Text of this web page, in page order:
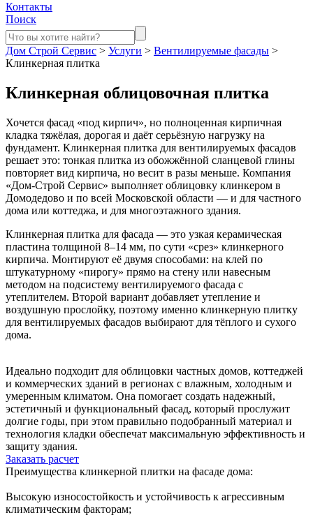
Контакты
Поиск
Дом Строй Сервис > Услуги > Вентилируемые фасады >
Клинкерная плитка
Клинкерная облицовочная плитка
Хочется фасад «под кирпич», но полноценная кирпичная
кладка тяжёлая, дорогая и даёт серьёзную нагрузку на
фундамент. Клинкерная плитка для вентилируемых фасадов
решает это: тонкая плитка из обожжённой сланцевой глины
повторяет вид кирпича, но весит в разы меньше. Компания
«Дом-Строй Сервис» выполняет облицовку клинкером в
Домодедово и по всей Московской области — и для частного
дома или коттеджа, и для многоэтажного здания.
Клинкерная плитка для фасада — это узкая керамическая
пластина толщиной 8–14 мм, по сути «срез» клинкерного
кирпича. Монтируют её двумя способами: на клей по
штукатурному «пирогу» прямо на стену или навесным
методом на подсистему вентилируемого фасада с
утеплителем. Второй вариант добавляет утепление и
воздушную прослойку, поэтому именно клинкерную плитку
для вентилируемых фасадов выбирают для тёплого и сухого
дома.
Идеально подходит для облицовки частных домов, коттеджей
и коммерческих зданий в регионах с влажным, холодным и
умеренным климатом. Она помогает создать надежный,
эстетичный и функциональный фасад, который прослужит
долгие годы, при этом правильно подобранный материал и
технология кладки обеспечат максимальную эффективность и
защиту здания.
Заказать расчет
Преимущества клинкерной плитки на фасаде дома:
Высокую износостойкость и устойчивость к агрессивным
климатическим факторам;